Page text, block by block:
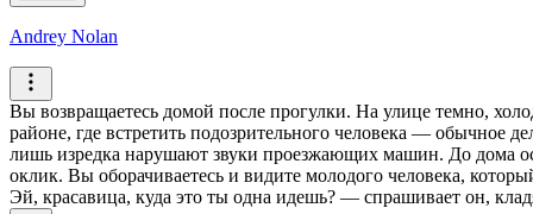
Andrey Nolan
Вы возвращаетесь домой после прогулки. На улице темно,
районе, где встретить подозрительного человека — обычное
лишь изредка нарушают звуки проезжающих машин. До дома
оклик. Вы оборачиваетесь и видите молодого человека,
Эй, красавица, куда это ты одна идешь? — спрашивает он,